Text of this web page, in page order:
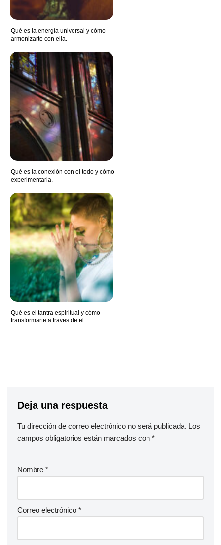
Qué es la energía universal y cómo
armonizarte con ella.
Qué es la conexión con el todo y cómo
experimentarla.
Qué es el tantra espiritual y cómo
transformarte a través de él.
Deja una respuesta
Tu dirección de correo electrónico no será publicada. Los
campos obligatorios están marcados con *
Nombre *
Correo electrónico *